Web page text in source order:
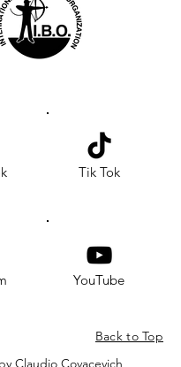
Tik Tok
YouTube
Back to Top
Claudio Covacevich